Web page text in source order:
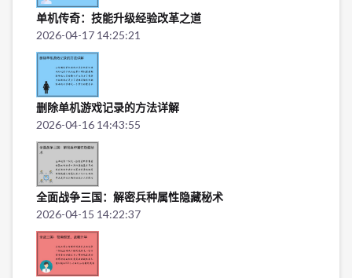
单机传奇：技能升级经验改革之道
2026-04-17 14:25:21
删除单机游戏记录的方法详解
2026-04-16 14:43:55
全面战争三国：解密兵种属性隐藏秘术
2026-04-15 14:22:37